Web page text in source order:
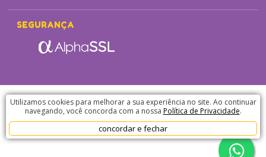
SEGURANÇA
Pet Cães e Cia - Endereço: Avenida Tancredo Neves, 4895 - Castelo- Belo Horizonte/MG - CEP
31330472 | CNPJ: 06.878.489.0003-47. © 2021 Todos dos direitos reservados.
Desenvolvido por
Utilizamos cookies para melhorar a sua experiência no site. Ao continuar
navegando, você concorda com a nossa Política de Privacidade.
concordar e fechar